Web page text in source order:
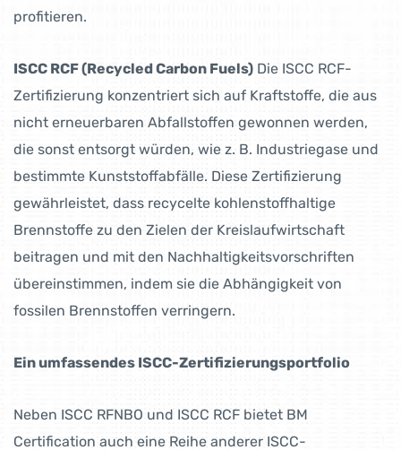
profitieren.
ISCC RCF (Recycled Carbon Fuels) Die ISCC RCF-
Zertifizierung konzentriert sich auf Kraftstoffe, die aus
nicht erneuerbaren Abfallstoffen gewonnen werden,
die sonst entsorgt würden, wie z. B. Industriegase und
bestimmte Kunststoffabfälle. Diese Zertifizierung
gewährleistet, dass recycelte kohlenstoffhaltige
Brennstoffe zu den Zielen der Kreislaufwirtschaft
beitragen und mit den Nachhaltigkeitsvorschriften
übereinstimmen, indem sie die Abhängigkeit von
fossilen Brennstoffen verringern.
Ein umfassendes ISCC-Zertifizierungsportfolio
Neben ISCC RFNBO und ISCC RCF bietet BM
Certification auch eine Reihe anderer ISCC-